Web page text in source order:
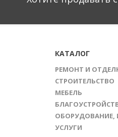
КАТАЛОГ
РЕМОНТ И
СТРОИТЕЛЬСТВО
МЕБЕЛЬ
ОБОРУДОВАНИЕ,
УСЛУГИ